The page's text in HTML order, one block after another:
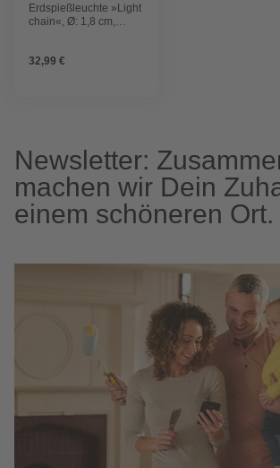
Erdspießleuchte »Light
chain«, Ø: 1,8 cm,
32,99 €
Newsletter:
machen wir Dein
einem schöneren Ort.